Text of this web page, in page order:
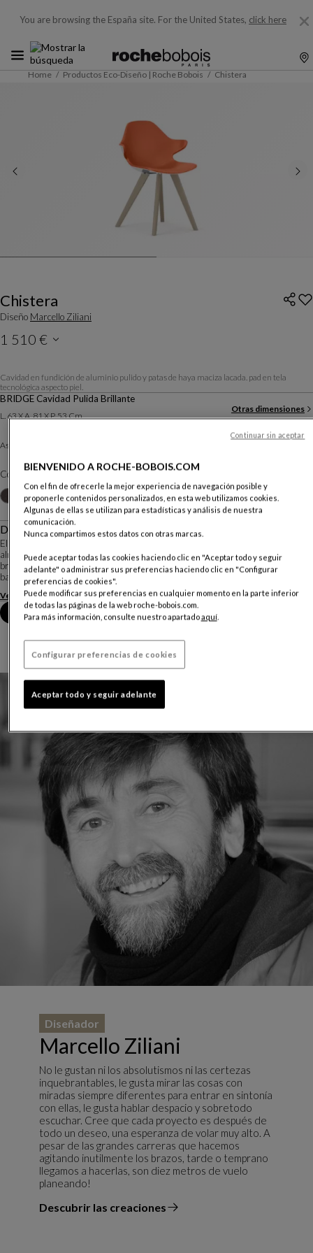
You are browsing the España site. For the United States, click here
Home Productos Eco-Diseño | Roche Bobois Chistera
Chistera
Diseño Marcello Ziliani
1 510 €
Cavidad en fundición de aluminio pulido y patas de haya maciza lacada. pad en tela
tecnológica aspecto piel.
BRIDGE Cavidad Pulida Brillante
L. 63 X A. 81 X P. 53 Cm
Otras dimensiones
Asiento :
Color :Orange
+34
Otros colores
Descripción
El diseñador Marcello Ziliani diseñó Chistera como una serie de variaciones
alrededor de una hermosa carcasa de aluminio fundido, pulido o lacado: silla y
bridge, están disponibles con patas en haya maciza o en diferentes tipos de
base central, tambi...
Ver más Descargar la ficha técnica
Reserva una cita en tienda
Marcello Ziliani
Diseñador
No le gustan ni los absolutismos ni las certezas
inquebrantables, le gusta mirar las cosas con
miradas siempre diferentes para entrar en sintonía
con ellas, le gusta hablar despacio y sobretodo
escuchar. Cree que cada proyecto es después de
todo un deseo, una esperanza de volar muy alto. A
pesar de las grandes carreras que hacemos
agitando inutilmente los brazos, tarde o temprano
llegamos a hacerlas, son diez metros de vuelo
planeando!
Descubrir las creaciones
el diseñador
BIENVENIDO A ROCHE-BOBOIS.COM
Con el fin de ofrecerle la mejor experiencia de navegación posible y
proponerle contenidos personalizados, en esta web utilizamos cookies.
Algunas de ellas se utilizan para estadísticas y análisis de nuestra
comunicación.
Nunca compartimos estos datos con otras marcas.
Puede aceptar todas las cookies haciendo clic en "Aceptar todo y seguir
adelante" o administrar sus preferencias haciendo clic en "Configurar
preferencias de cookies".
Puede modificar sus preferencias en cualquier momento en la parte inferior
de todas las páginas de la web roche-bobois.com.
Para más información, consulte nuestro apartadoaquí.
Configurar preferencias de cookies
Aceptar todo y seguir adelante
Continuar sin aceptar